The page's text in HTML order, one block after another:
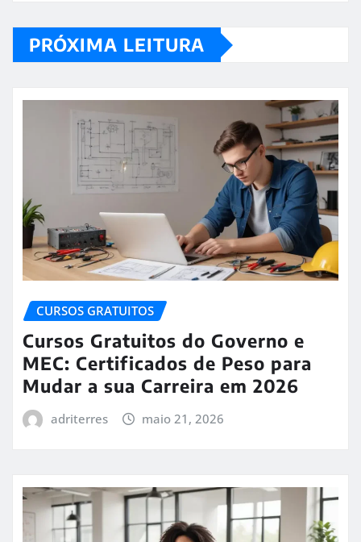
PRÓXIMA LEITURA
CURSOS GRATUITOS
Cursos Gratuitos do Governo e
MEC: Certificados de Peso para
Mudar a sua Carreira em 2026
adriterres maio 21, 2026